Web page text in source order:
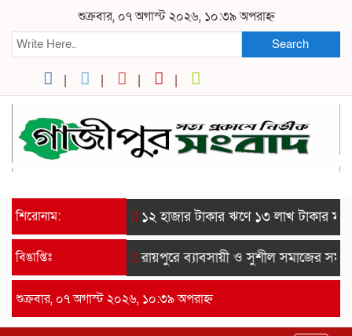
শুক্রবার, ০৭ অগাস্ট ২০২৬, ১০:৩৯ অপরাহ্ন
Search
শিরোনাম: ১২ হাজার টাকার ঋণে ১৩ লাখ টাকার
বিঙাপ্তিঃ রায়পুরে ব্যাবসায়ী ও সুশীল সমাজের
শুক্রবার, ০৭ অগাস্ট ২০২৬, ১০:৩৯ অপরাহ্ন